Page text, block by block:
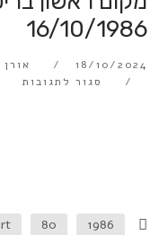
16/10/1986
18/10/2024
סגור לתגובות
1986
80